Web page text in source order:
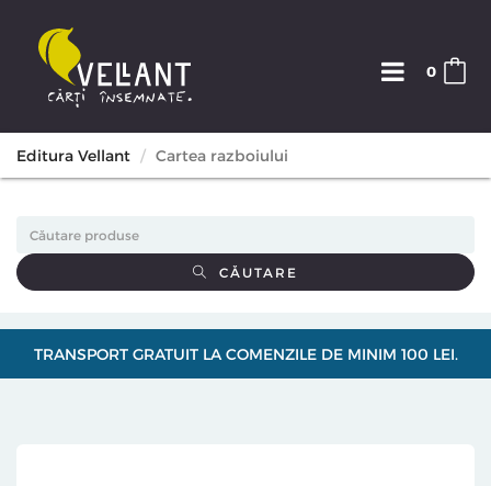
0
Editura Vellant Cartea razboiului
CĂUTARE
TRANSPORT GRATUIT LA COMENZILE DE MINIM 100 LEI.